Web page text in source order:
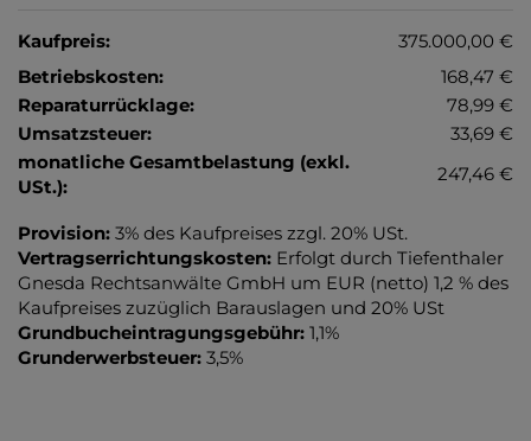
Kaufpreis:
375.000,00 €
Betriebskosten:
168,47 €
Reparaturrücklage:
78,99 €
Umsatzsteuer:
33,69 €
monatliche Gesamtbelastung (exkl.
USt.):
247,46 €
Provision: 3% des Kaufpreises zzgl. 20% USt.
Vertragserrichtungskosten: Erfolgt durch Tiefenthaler
Gnesda Rechtsanwälte GmbH um EUR (netto) 1,2 % des
Kaufpreises zuzüglich Barauslagen und 20% USt
Grundbucheintragungsgebühr: 1,1%
Grunderwerbsteuer: 3,5%